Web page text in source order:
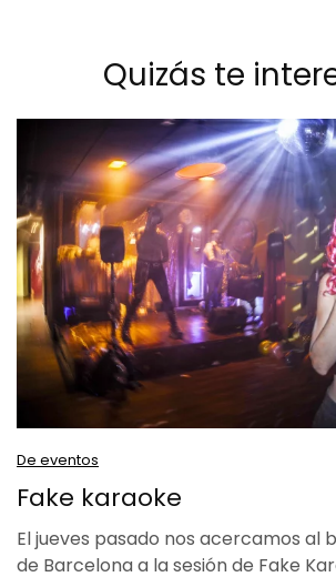
Quizás te
De eventos
Fake karaoke
El jueves pasado nos acercamos al
de Barcelona a la sesión de Fake